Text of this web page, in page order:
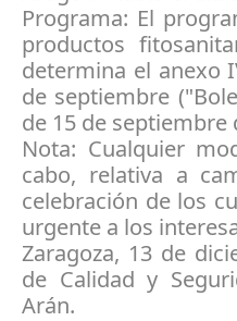
Programa: El
productos
determina el anexo
de septiembre
de 15 de septiembre
Nota: Cualquier
cabo, relativa a
celebración de los
urgente a los
Zaragoza, 13 de
de Calidad y
Arán.